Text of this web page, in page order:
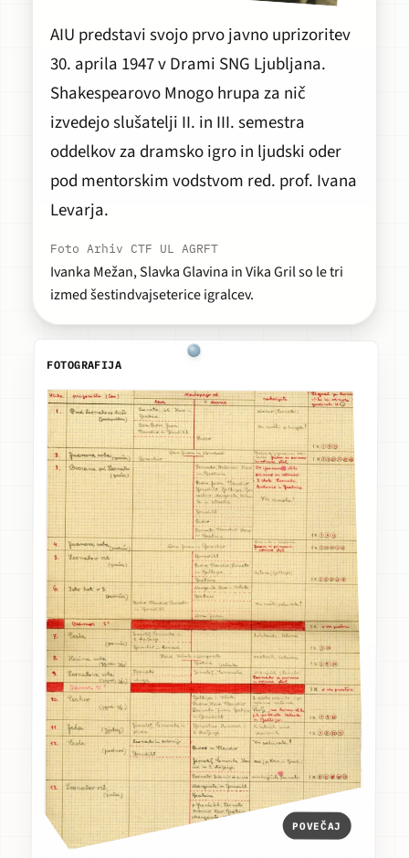
AIU predstavi svojo prvo javno uprizoritev
30. aprila 1947 v Drami SNG Ljubljana.
ShakespearovoMnogo hrupa za nič
izvedejo slušatelji II. in III. semestra
oddelkov za dramsko igro in ljudski oder
pod mentorskim vodstvom red. prof. Ivana
Levarja.
Foto Arhiv CTF UL AGRFT
Ivanka Mežan, Slavka Glavina in Vika Gril so le tri
izmed šestindvajseterice igralcev.
FOTOGRAFIJA
POVEČAJ